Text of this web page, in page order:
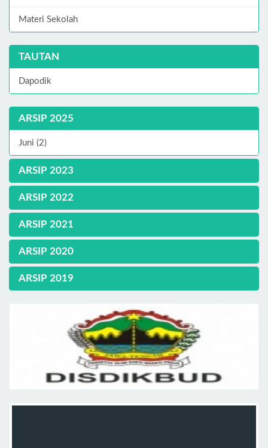
Materi Sekolah
TAUTAN
Dapodik
ARSIP 2025
Juni (2)
ARSIP 2023
ARSIP 2022
ARSIP 2021
ARSIP 2020
ARSIP 2019